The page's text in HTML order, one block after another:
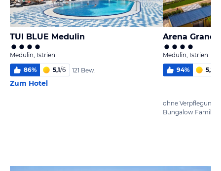
TUI BLUE Medulin
Medulin, Istrien
86% 5,1/6 121 Bew.
Zum Hotel
Arena Grand
Medulin, Istrien
94% 5,2
ohne Verpflegung
Bungalow Family